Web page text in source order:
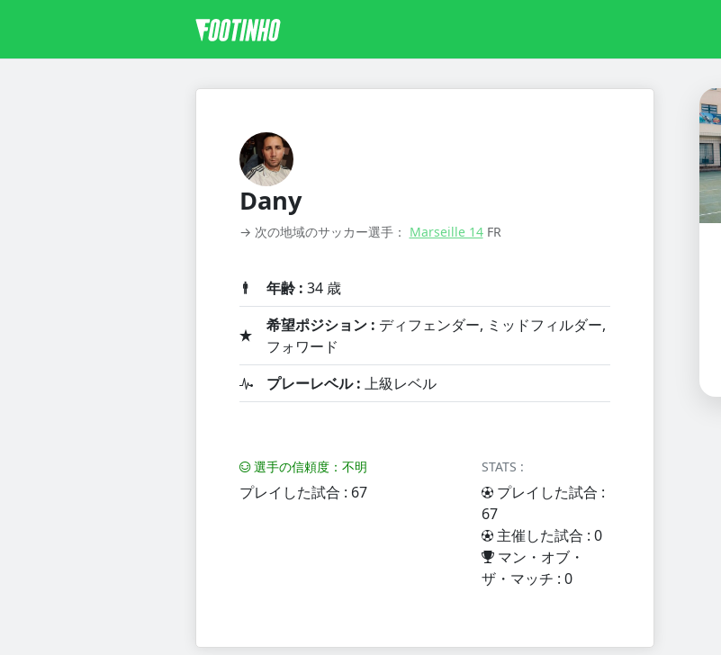
Dany
→ 次の地域のサッカー選手： Marseille 14FR
年齢 : 34 歳
希望ポジション : ディフェンダー, ミッドフィルダー,
フォワード
プレーレベル : 上級レベル
選手の信頼度：不明
プレイした試合 : 67
STATS :
プレイした試合 :
67
主催した試合 : 0
マン・オブ・
ザ・マッチ : 0